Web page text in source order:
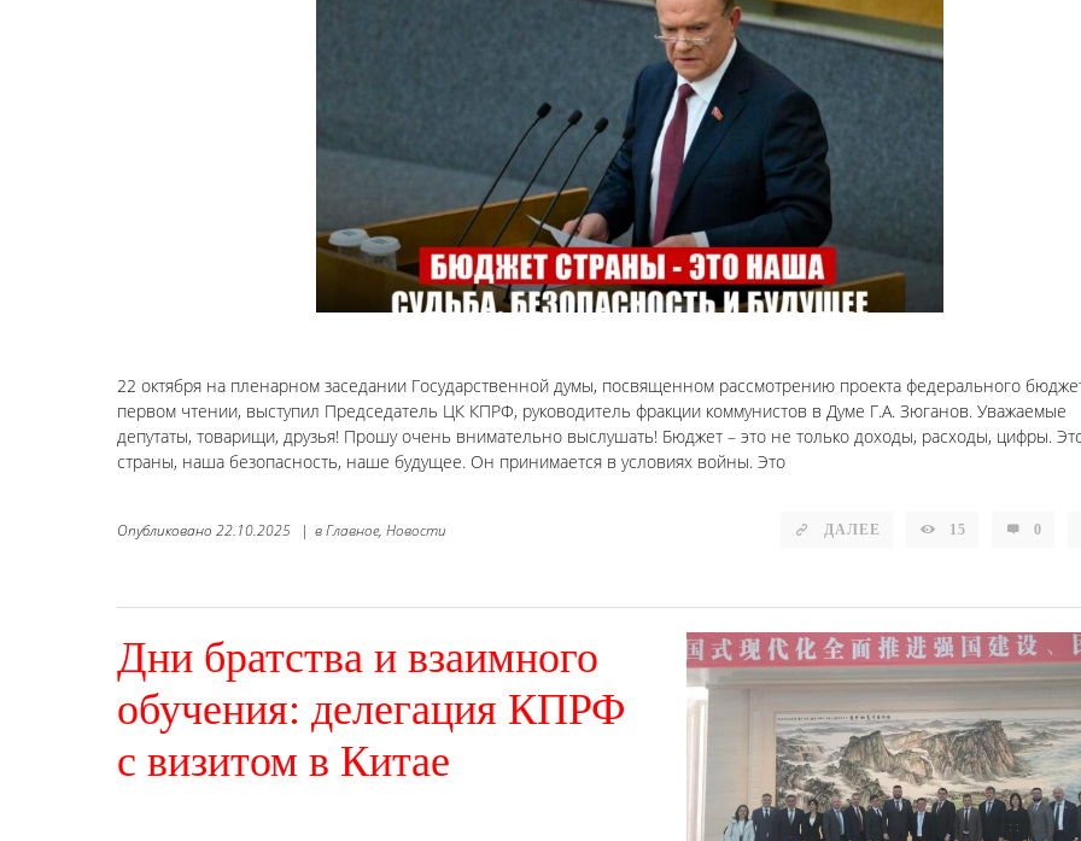
22 октября на пленарном заседании Государственной думы, посвященном рассмотрению проекта федерального
первом чтении, выступил Председатель ЦК КПРФ, руководитель фракции коммунистов в Думе Г.А. Зюганов. Уважаемые
депутаты, товарищи, друзья! Прошу очень внимательно выслушать! Бюджет – это не только доходы, расходы, цифры.
страны, наша безопасность, наше будущее. Он принимается в условиях войны. Это
ДАЛЕЕ 15 0
Опубликовано 22.10.2025 | вГлавное, Новости
Дни братства и взаимного
обучения: делегация КПРФ
с визитом в Китае